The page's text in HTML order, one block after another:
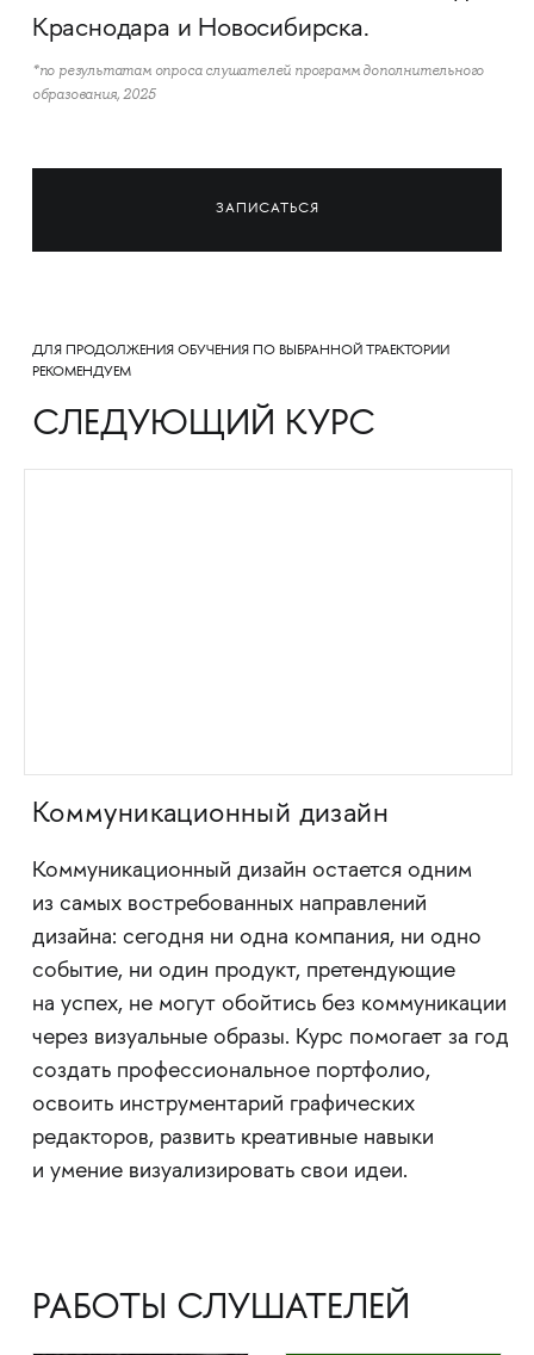
Краснодара и Новосибирска.
*по результатам опроса слушателей программ дополнительного
образования, 2025
ЗАПИСАТЬСЯ
ДЛЯ ПРОДОЛЖЕНИЯ ОБУЧЕНИЯ ПО ВЫБРАННОЙ ТРАЕКТОРИИ
РЕКОМЕНДУЕМ
СЛЕДУЮЩИЙ КУРС
Коммуникационный дизайн
Коммуникационный дизайн остается одним
из самых востребованных направлений
дизайна: сегодня ни одна компания, ни одно
событие, ни один продукт, претендующие
на успех, не могут обойтись без коммуникации
через визуальные образы. Курс помогает за год
создать профессиональное портфолио,
освоить инструментарий графических
редакторов, развить креативные навыки
и умение визуализировать свои идеи.
РАБОТЫ СЛУШАТЕЛЕЙ